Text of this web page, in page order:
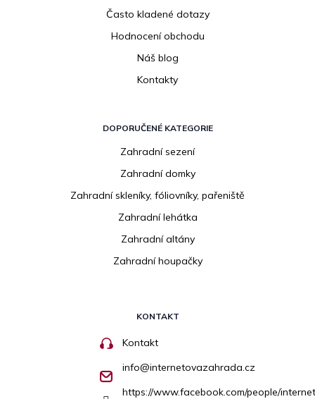
Často kladené dotazy
Hodnocení obchodu
Náš blog
Kontakty
DOPORUČENÉ KATEGORIE
Zahradní sezení
Zahradní domky
Zahradní skleníky, fóliovníky, pařeniště
Zahradní lehátka
Zahradní altány
Zahradní houpačky
KONTAKT
Kontakt
info@internetovazahrada.cz
https://www.facebook.com/people/